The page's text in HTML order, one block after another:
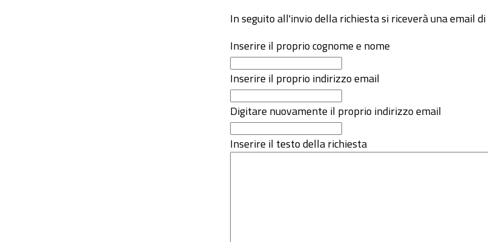
In seguito all'invio della richiesta si riceverà una email di
Inserire il proprio cognome e nome
Inserire il proprio indirizzo email
Digitare nuovamente il proprio indirizzo email
Inserire il testo della richiesta